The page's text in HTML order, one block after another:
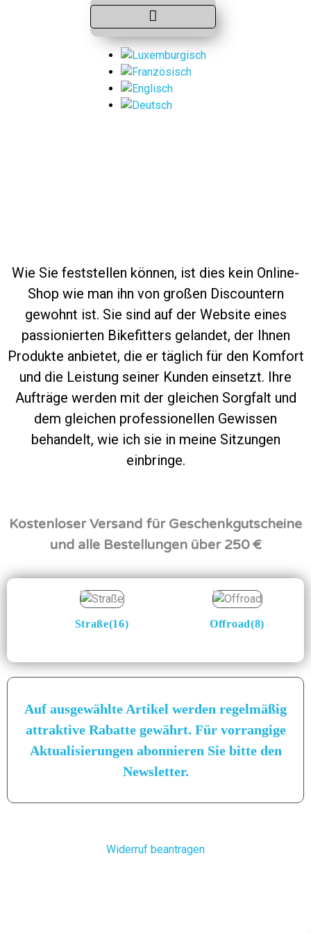
Wie Sie feststellen können, ist dies kein Online-
Shop wie man ihn von großen Discountern
gewohnt ist. Sie sind auf der Website eines
passionierten Bikefitters gelandet, der Ihnen
Produkte anbietet, die er täglich für den Komfort
und die Leistung seiner Kunden einsetzt. Ihre
Aufträge werden mit der gleichen Sorgfalt und
dem gleichen professionellen Gewissen
behandelt, wie ich sie in meine Sitzungen
einbringe.
Kostenloser Versand für Geschenkgutscheine
und alle Bestellungen über 250 €
Straße(16) Offroad(8)
Auf ausgewählte Artikel werden regelmäßig
attraktive Rabatte gewährt. Für vorrangige
Aktualisierungen abonnieren Sie bitte den
Newsletter.
Widerruf beantragen